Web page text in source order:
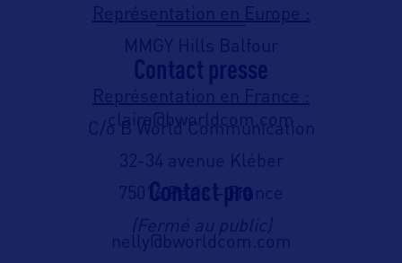
Représentation en Europe :
MMGY Hills Balfour
Représentation en France :
C/o B World Communication
32-34 avenue Kléber
75016 Paris – France
(Fermé au public)
Contact presse
claire@bworldcom.com
Contact pro
nelly@bworldcom.com